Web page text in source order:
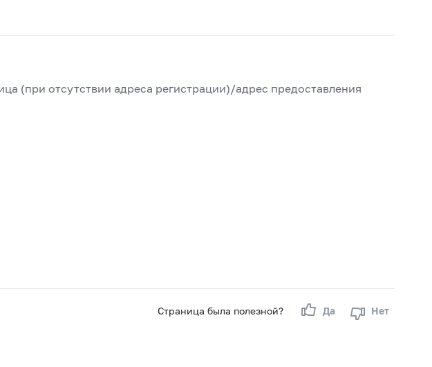
(при отсутствии адреса регистрации)/адрес предоставления
Страница была полезной? Да Нет